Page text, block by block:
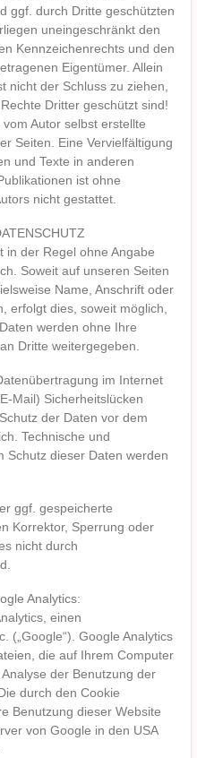
ggf. durch Dritte geschützten
uneingeschränkt den
Kennzeichenrechts und den
Eigentümer. Allein
nicht der Schluss zu ziehen,
Dritter geschützt sind!
Autor selbst erstellte
Seiten. Eine Vervielfältigung
und Texte in anderen
ist ohne
nicht gestattet.
in der Regel ohne Angabe
Soweit auf unseren Seiten
Name, Anschrift oder
erfolgt dies, soweit möglich,
werden ohne Ihre
Dritte weitergegeben.
im Internet
Mail) Sicherheitslücken
der Daten vor dem
Technische und
Schutz dieser Daten werden
ggf. gespeicherte
Korrektor, Sperrung oder
nicht durch
Analytics:
einen
(„Google“). Google Analytics
die auf Ihrem Computer
der Benutzung der
durch den Cookie
Benutzung dieser Website
von Google in den USA